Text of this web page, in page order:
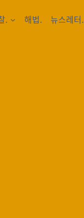
. 해법. 뉴스레터.